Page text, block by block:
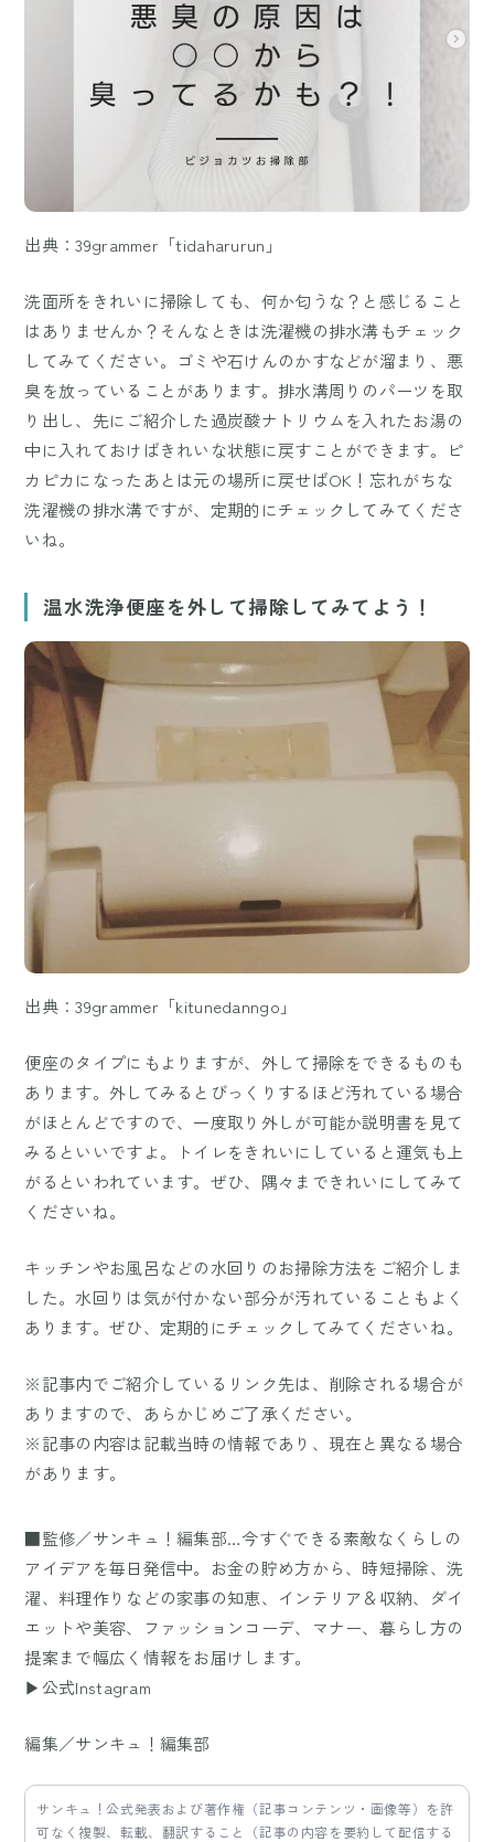
出典：39grammer「tidaharurun」
洗面所をきれいに掃除しても、何か匂うな？と感じること
はありませんか？そんなときは洗濯機の排水溝もチェック
してみてください。ゴミや石けんのかすなどが溜まり、悪
臭を放っていることがあります。排水溝周りのパーツを取
り出し、先にご紹介した過炭酸ナトリウムを入れたお湯の
中に入れておけばきれいな状態に戻すことができます。ピ
カピカになったあとは元の場所に戻せばOK！忘れがちな
洗濯機の排水溝ですが、定期的にチェックしてみてくださ
いね。
温水洗浄便座を外して掃除してみてよう！
出典：39grammer「kitunedanngo」
便座のタイプにもよりますが、外して掃除をできるものも
あります。外してみるとびっくりするほど汚れている場合
がほとんどですので、一度取り外しが可能か説明書を見て
みるといいですよ。トイレをきれいにしていると運気も上
がるといわれています。ぜひ、隅々まできれいにしてみて
くださいね。
キッチンやお風呂などの水回りのお掃除方法をご紹介しま
した。水回りは気が付かない部分が汚れていることもよく
あります。ぜひ、定期的にチェックしてみてくださいね。
※記事内でご紹介しているリンク先は、削除される場合が
ありますので、あらかじめご了承ください。
※記事の内容は記載当時の情報であり、現在と異なる場合
があります。
■監修／サンキュ！編集部…今すぐできる素敵なくらしの
アイデアを毎日発信中。お金の貯め方から、時短掃除、洗
濯、料理作りなどの家事の知恵、インテリア＆収納、ダイ
エットや美容、ファッションコーデ、マナー、暮らし方の
提案まで幅広く情報をお届けします。
▶公式Instagram
編集／サンキュ！編集部
サンキュ！公式発表および著作権（記事コンテンツ・画像等）を許
可なく複製、転載、翻訳すること（記事の内容を要約して配信する